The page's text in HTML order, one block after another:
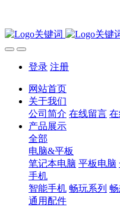
登录 注册
网站首页
关于我们
公司简介 在线留言
产品展示
全部
电脑&平板
笔记本电脑 平板电脑
手机
智能手机 畅玩系列 畅
通用配件